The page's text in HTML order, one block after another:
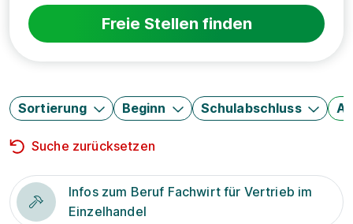
Freie Stellen finden
Sortierung Beginn Schulabschluss
Suche zurücksetzen
Infos zum Beruf Fachwirt für Vertrieb im
Einzelhandel